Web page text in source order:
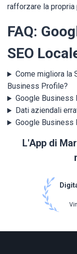
rafforzare la propria
FAQ:
SEO
Come migliora la
Business Profile?
Google Business
Dati aziendali
Google
L'App di